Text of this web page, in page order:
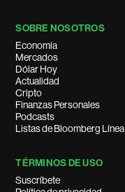
SOBRE NOSOTROS
Economía
Mercados
Dólar Hoy
Actualidad
Cripto
Finanzas Personales
Podcasts
Listas de Bloomberg Línea
TÉRMINOS DE USO
Suscríbete